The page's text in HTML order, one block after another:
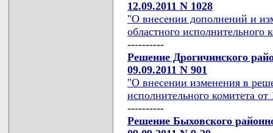
12.09.2011 N 1028
"О внесении дополнений и
областного исполнительного
----------
Решение Дрогичинского
09.09.2011 N 901
"О внесении изменения в
исполнительного комитета
----------
Решение Быховского